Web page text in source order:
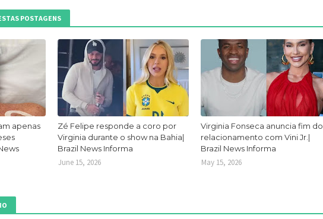
POSTAGENS
apenas
Zé Felipe responde a coro por
Virginia durante o show na Bahia|
Brazil News Informa
June 15, 2026
Virginia Fonseca anuncia fim do
relacionamento com Vini Jr.|
Brazil News Informa
May 15, 2026